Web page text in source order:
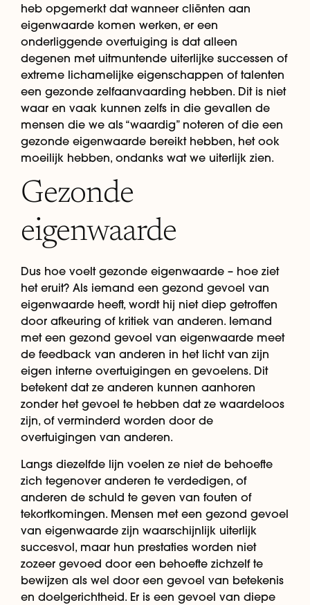
heb opgemerkt dat wanneer cliënten aan
eigenwaarde komen werken, er een
onderliggende overtuiging is dat alleen
degenen met uitmuntende uiterlijke successen of
extreme lichamelijke eigenschappen of talenten
een gezonde zelfaanvaarding hebben. Dit is niet
waar en vaak kunnen zelfs in die gevallen de
mensen die we als “waardig” noteren of die een
gezonde eigenwaarde bereikt hebben, het ook
moeilijk hebben, ondanks wat we uiterlijk zien.
Gezonde
eigenwaarde
Dus hoe voelt gezonde eigenwaarde – hoe ziet
het eruit? Als iemand een gezond gevoel van
eigenwaarde heeft, wordt hij niet diep getroffen
door afkeuring of kritiek van anderen. Iemand
met een gezond gevoel van eigenwaarde meet
de feedback van anderen in het licht van zijn
eigen interne overtuigingen en gevoelens. Dit
betekent dat ze anderen kunnen aanhoren
zonder het gevoel te hebben dat ze waardeloos
zijn, of verminderd worden door de
overtuigingen van anderen.
Langs diezelfde lijn voelen ze niet de behoefte
zich tegenover anderen te verdedigen, of
anderen de schuld te geven van fouten of
tekortkomingen. Mensen met een gezond gevoel
van eigenwaarde zijn waarschijnlijk uiterlijk
succesvol, maar hun prestaties worden niet
zozeer gevoed door een behoefte zichzelf te
bewijzen als wel door een gevoel van betekenis
en doelgerichtheid. Er is een gevoel van diepe